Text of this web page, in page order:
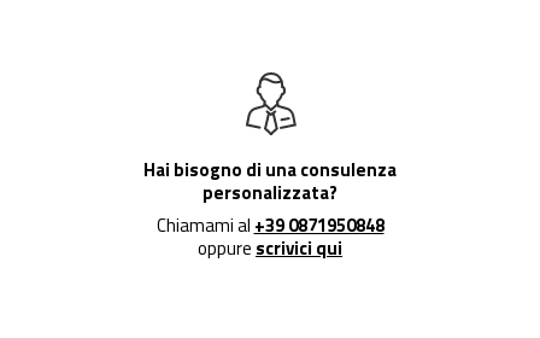
Hai bisogno di una consulenza
personalizzata?
Chiamami al +39 0871950848
oppure scrivici qui